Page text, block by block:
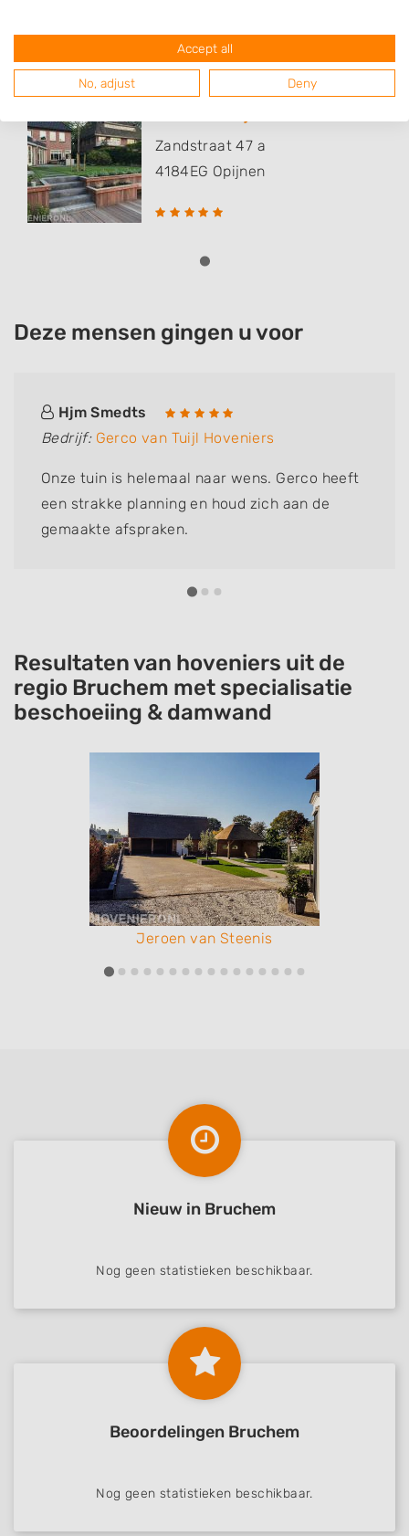
Populaire hoveniers
Zandstraat 47 a
4184EG Opijnen
Deze mensen gingen u voor
Hjm Smedts
Bedrijf: Gerco van Tuijl Hoveniers
Onze tuin is helemaal naar wens. Gerco heeft
een strakke planning en houd zich aan de
gemaakte afspraken.
Resultaten van hoveniers uit de
regio Bruchem met specialisatie
beschoeiing & damwand
Jeroen van Steenis
Nieuw in Bruchem
Nog geen statistieken beschikbaar.
Beoordelingen Bruchem
Nog geen statistieken beschikbaar.
Accept all
No, adjust Deny